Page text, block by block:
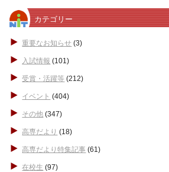
カテゴリー
重要なお知らせ (3)
入試情報 (101)
受賞・活躍等 (212)
イベント (404)
その他 (347)
高専だより (18)
高専だより特集記事 (61)
在校生 (97)